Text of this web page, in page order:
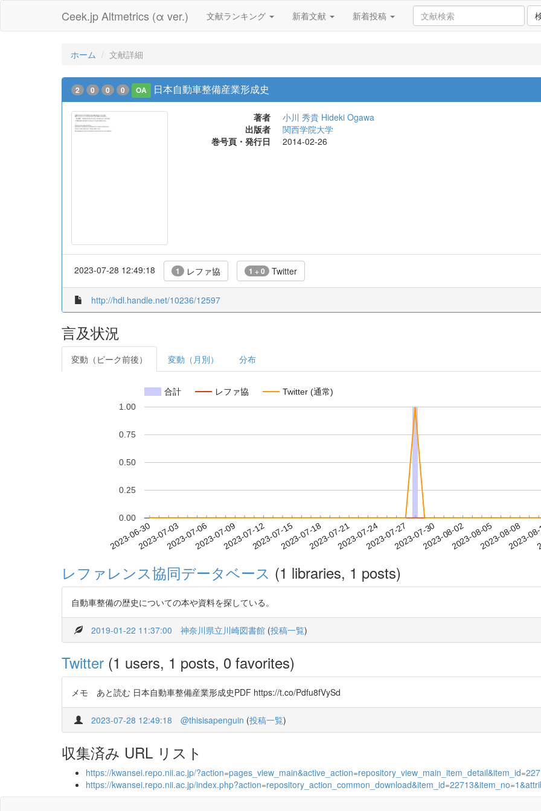
Ceek.jp Altmetrics (α ver.) 文献ランキング 新着文献 新着投稿
ホーム 文献詳細
2 0 0 0 OA 日本自動車整備産業形成史
著者 小川 秀貴 Hideki Ogawa
出版者
関西学院大学
巻号頁・発行日
2014-02-26
2023-07-28 12:49:18 1 レファ協 1 + 0 Twitter
http://hdl.handle.net/10236/12597
言及状況
変動（ピーク前後） 変動（月別） 分布
合計 レファ協 Twitter (通常)
2023-06-302023-07-032023-07-062023-07-092023-07-122023-07-152023-07-182023-07-212023-07-242023-07-272023-07-302023-08-022023-08-052023-08-08
2023-
0.00
0.25
0.50
0.75
1.00
レファレンス協同データベース (1 libraries, 1 posts)
自動車整備の歴史についての本や資料を探している。
2019-01-22 11:37:00 神奈川県立川崎図書館 (投稿一覧)
Twitter (1 users, 1 posts, 0 favorites)
メモ あと読む 日本自動車整備産業形成史PDF https://t.co/Pdfu8fVySd
2023-07-28 12:49:18 @thisisapenguin (投稿一覧)
収集済み URL リスト
https://kwansei.repo.nii.ac.jp/
https://kwansei.repo.nii.ac.jp/